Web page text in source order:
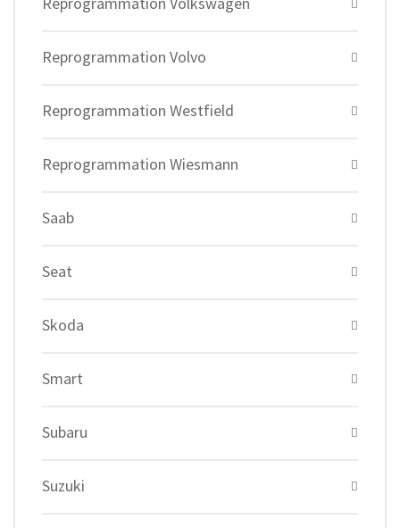
Reprogrammation Volvo
Reprogrammation Westfield
Reprogrammation Wiesmann
Saab
Seat
Skoda
Smart
Subaru
Suzuki